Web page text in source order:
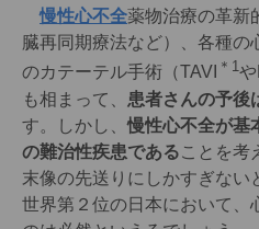
慢性心不全薬物治療の革新
臓再同期療法など）、各種の
のカテーテル手術（TAVI ＊1
も相まって、 患者さんの予後
す。しかし、慢性心不全が基
の難治性疾患であることを考
末像の先送りにしかすぎない
世界第２位の日本において、